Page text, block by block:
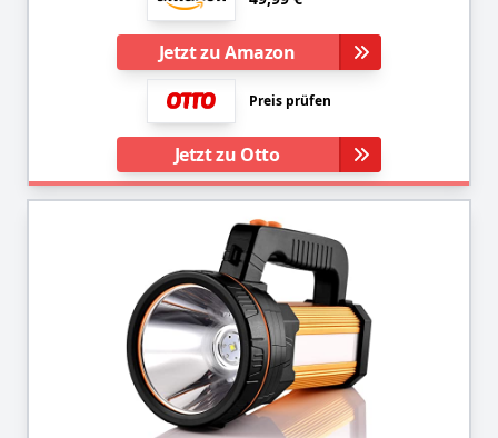
Jetzt zu Amazon
Preis prüfen
Jetzt zu Otto